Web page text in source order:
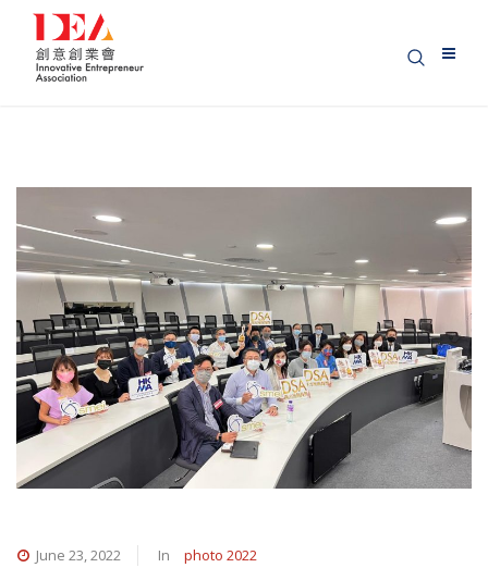
June 23, 2022 In photo 2022